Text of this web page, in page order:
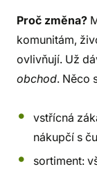
Proč změna?
komunitám,
ovlivňují. Už
obchod. Něco
vstřícná
nákupčí s
sortiment: